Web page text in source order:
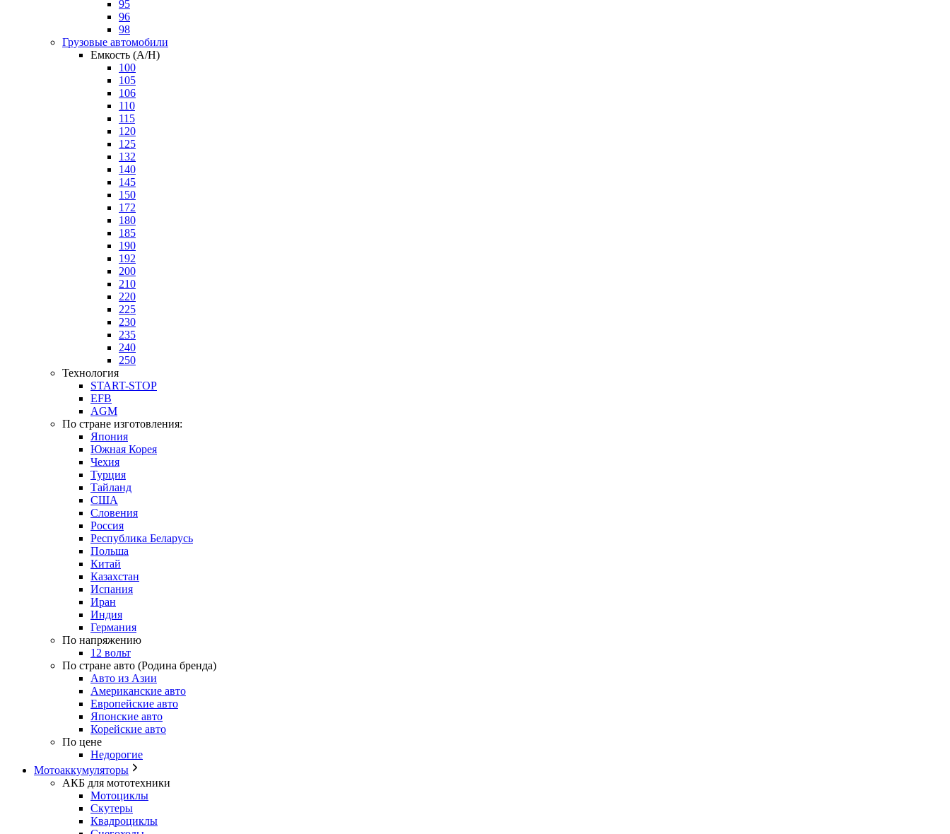
95
96
98
Грузовые автомобили
Емкость (A/H)
100
105
106
110
115
120
125
132
140
145
150
172
180
185
190
192
200
210
220
225
230
235
240
250
Технология
START-STOP
EFB
AGM
По стране изготовления:
Япония
Южная Корея
Чехия
Турция
Тайланд
США
Словения
Россия
Республика Беларусь
Польша
Китай
Казахстан
Испания
Иран
Индия
Германия
По напряжению
12 вольт
По стране авто (Родина бренда)
Авто из Азии
Американские авто
Европейские авто
Японские авто
Корейские авто
По цене
Недорогие
Мотоаккумуляторы
АКБ для мототехники
Мотоциклы
Скутеры
Квадроциклы